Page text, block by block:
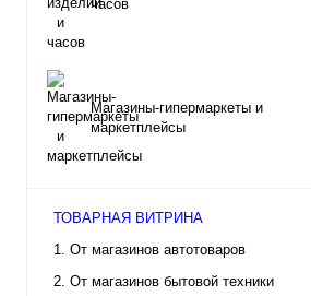
часов
Магазины-гипермаркеты и
маркетплейсы
ТОВАРНАЯ ВИТРИНА
1. От магазинов автотоваров
2. От магазинов бытовой техники